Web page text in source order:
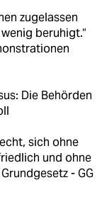
zugelassen
beruhigt.“
Die Behörden
sich ohne
und ohne
- GG